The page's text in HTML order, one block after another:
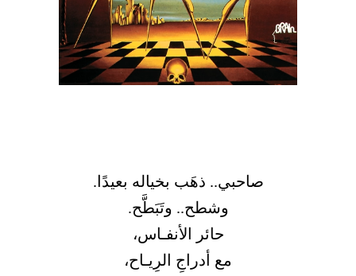
صاحبي.. ذهَب بخياله بعيدًا.
وشطح.. وتَبَطَّح.
حائر الأنفـاس،
مع أدراجِ الرِيـاح،